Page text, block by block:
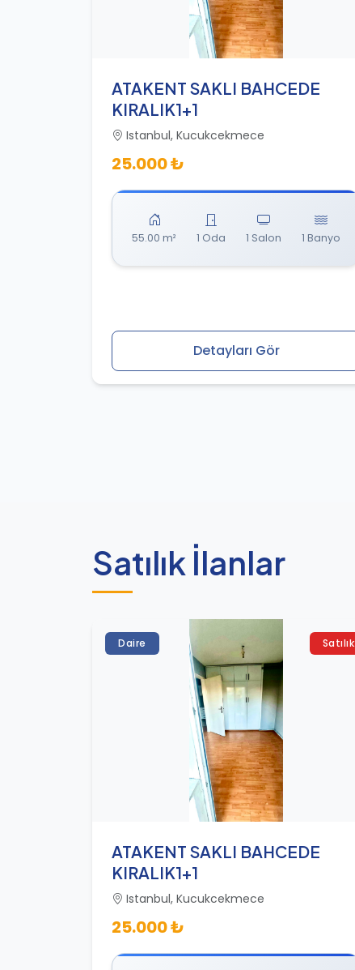
ATAKENT SAKLI BAHCEDE
KIRALIK1+1
Istanbul, Kucukcekmece
25.000 ₺
55.00 m² 1 Oda 1 Salon 1 Banyo
Detayları Gör
Satılık İlanlar
Satılık
Daire
ATAKENT SAKLI BAHCEDE
KIRALIK1+1
Istanbul, Kucukcekmece
25.000 ₺